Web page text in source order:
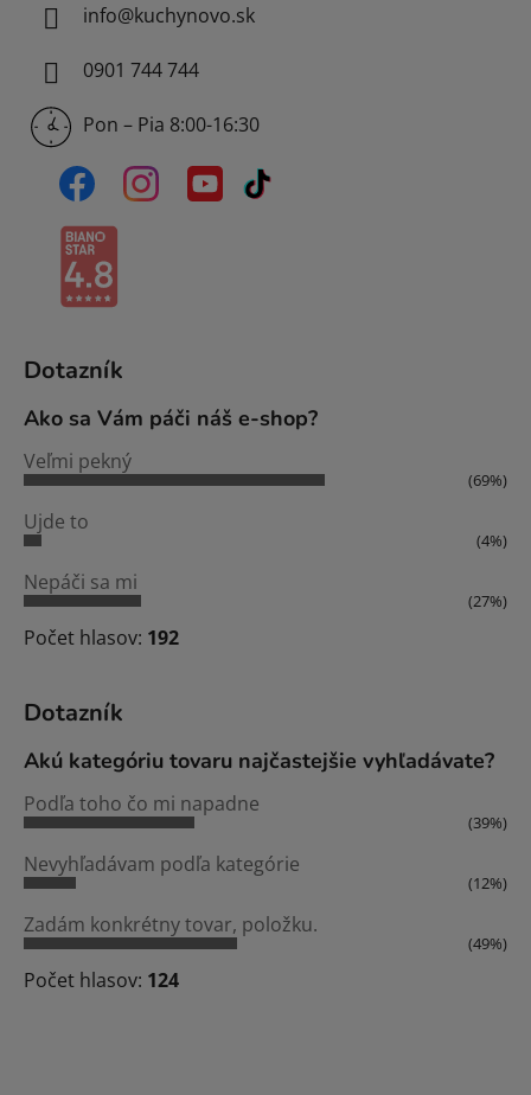
info@kuchynovo.sk
0901 744 744
Pon – Pia 8:00-16:30
Dotazník
Ako sa Vám páči náš e-shop?
Veľmi pekný
(69%)
Ujde to
(4%)
Nepáči sa mi
(27%)
Počet hlasov: 192
Dotazník
Akú kategóriu tovaru najčastejšie vyhľadávate?
Podľa toho čo mi napadne
(39%)
Nevyhľadávam podľa kategórie
(12%)
Zadám konkrétny tovar, položku.
(49%)
Počet hlasov: 124